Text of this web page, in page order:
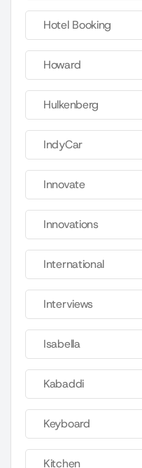
Hotel Booking
Howard
Hulkenberg
IndyCar
Innovate
Innovations
International
Interviews
Isabella
Kabaddi
Keyboard
Kitchen